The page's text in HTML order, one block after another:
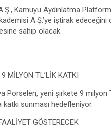
Kamuyu Aydınlatma
A.Ş.’ye iştirak
sahip olacak.
MİLYON TL’LİK KATKI
Porselen, yeni şirkete 9
sunması hedefleniyor.
GÖSTERECEK